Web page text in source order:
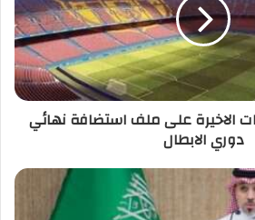
الاخيرة على ملف استضافة نهائي
دوري الابطال